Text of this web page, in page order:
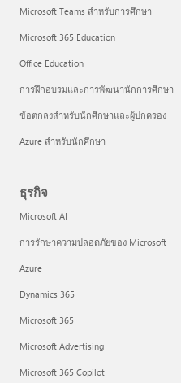
Microsoft Teams สำหรับการศึกษา
Microsoft 365 Education
Office Education
การฝึกอบรมและการพัฒนานักการศึกษา
ข้อตกลงสำหรับนักศึกษาและผู้ปกครอง
Azure สำหรับนักศึกษา
ธุรกิจ
Microsoft AI
การรักษาความปลอดภัยของ Microsoft
Azure
Dynamics 365
Microsoft 365
Microsoft Advertising
Microsoft 365 Copilot